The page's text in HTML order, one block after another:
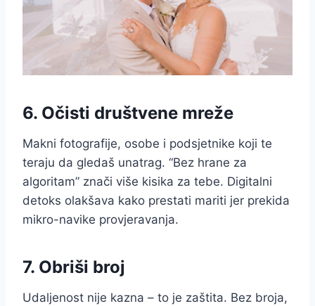
6. Očisti društvene mreže
Makni fotografije, osobe i podsjetnike koji te
teraju da gledaš unatrag. “Bez hrane za
algoritam” znači više kisika za tebe. Digitalni
detoks olakšava kako prestati mariti jer prekida
mikro-navike provjeravanja.
7. Obriši broj
Udaljenost nije kazna – to je zaštita. Bez broja,